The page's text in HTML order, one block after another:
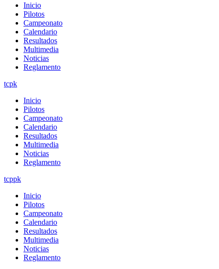
Inicio
Pilotos
Campeonato
Calendario
Resultados
Multimedia
Noticias
Reglamento
tcpk
Inicio
Pilotos
Campeonato
Calendario
Resultados
Multimedia
Noticias
Reglamento
tcppk
Inicio
Pilotos
Campeonato
Calendario
Resultados
Multimedia
Noticias
Reglamento